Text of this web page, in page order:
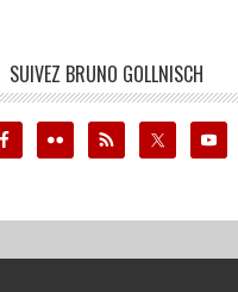
SUIVEZ BRUNO GOLLNISCH